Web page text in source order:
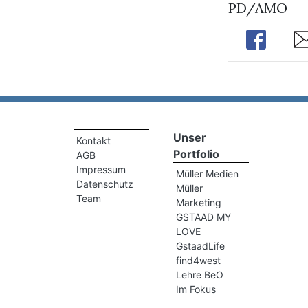
PD/AMO
Share
Kontakt
AGB
Impressum
Datenschutz
Team
Unser
Portfolio
Müller Medien
Müller
Marketing
GSTAAD MY
LOVE
GstaadLife
find4west
Lehre BeO
Im Fokus